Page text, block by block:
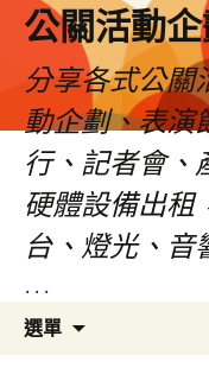
公關活動企
分享各式公關
動企劃、表演
行、記者會、
硬體設備出租
台、燈光、音
…
選單